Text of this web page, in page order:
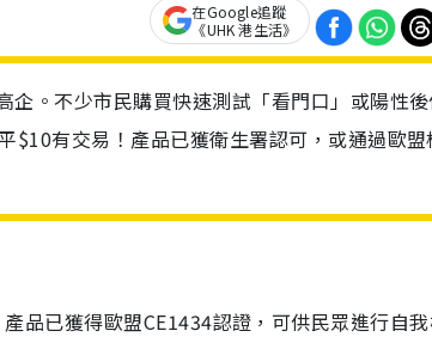
在Google追蹤
《UHK 港生活》
。不少市民購買快速測試「看門口」或陽性
$10有交易！產品已獲衛生署認可，或通過歐盟
品已獲得歐盟CE1434認證，可供民眾進行自